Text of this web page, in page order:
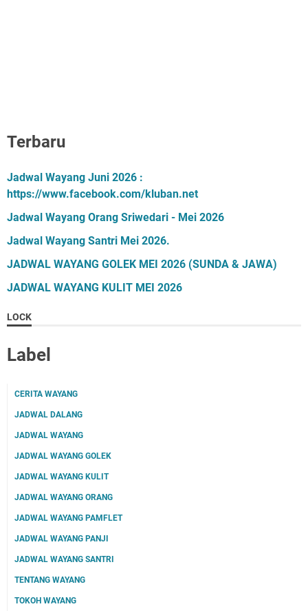
Terbaru
Jadwal Wayang Juni 2026 :
https://www.facebook.com/kluban.net
Jadwal Wayang Orang Sriwedari - Mei 2026
Jadwal Wayang Santri Mei 2026.
JADWAL WAYANG GOLEK MEI 2026 (SUNDA & JAWA)
JADWAL WAYANG KULIT MEI 2026
LOCK
Label
CERITA WAYANG
JADWAL DALANG
JADWAL WAYANG
JADWAL WAYANG GOLEK
JADWAL WAYANG KULIT
JADWAL WAYANG ORANG
JADWAL WAYANG PAMFLET
JADWAL WAYANG PANJI
JADWAL WAYANG SANTRI
TENTANG WAYANG
TOKOH WAYANG